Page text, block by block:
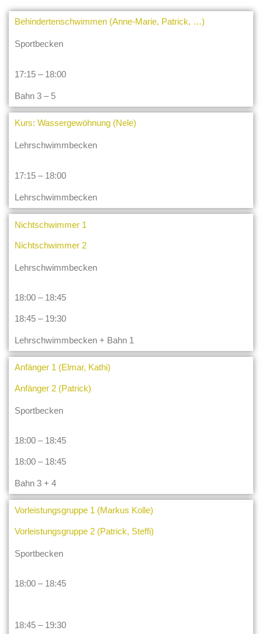
Behindertenschwimmen (Anne-Marie, Patrick, …)
Sportbecken
17:15 – 18:00
Bahn 3 – 5
Kurs: Wassergewöhnung (Nele)
Lehrschwimmbecken
17:15 – 18:00
Lehrschwimmbecken
Nichtschwimmer 1
Nichtschwimmer 2
Lehrschwimmbecken
18:00 – 18:45
18:45 – 19:30
Lehrschwimmbecken + Bahn 1
Anfänger 1 (Elmar, Kathi)
Anfänger 2 (Patrick)
Sportbecken
18:00 – 18:45
18:00 – 18:45
Bahn 3 + 4
Vorleistungsgruppe 1 (Markus Kolle)
Vorleistungsgruppe 2 (Patrick, Steffi)
Sportbecken
18:00 – 18:45
18:45 – 19:30